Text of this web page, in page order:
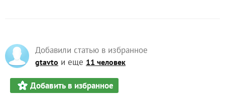
Добавили статью в избранное
gtavto и еще 11 человек
Добавить в избранное